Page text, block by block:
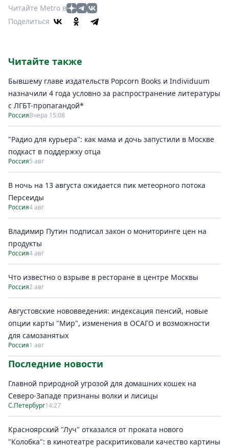
Читайте Metro в
Поделиться
Читайте также
Бывшему главе издательств Popcorn Books и Individuum
назначили 4 года условно за распространение литературы
с ЛГБТ-пропагандой*
РоссияВчера 15:08
"Радио для курьера": как мама и дочь запустили в Москве
подкаст в поддержку отца
Россия5 авг
В ночь на 13 августа ожидается пик метеорного потока
Персеиды
Россия4 авг
Владимир Путин подписал закон о мониторинге цен на
продукты
Россия4 авг
Что известно о взрыве в ресторане в центре Москвы
Россия2 авг
Августовские нововведения: индексация пенсий, новые
опции карты "Мир", изменения в ОСАГО и возможности
для самозанятых
Россия1 авг
Последние новости
Главной природной угрозой для домашних кошек на
Северо-Западе признаны волки и лисицы
С.Петербург14:27
Красноярский "Луч" отказался от проката нового
"Колобка": в кинотеатре раскритиковали качество картины